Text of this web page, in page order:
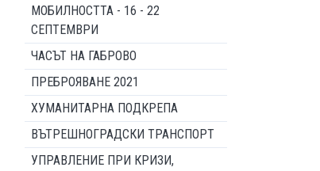
МОБИЛНОСТТА - 16 - 22
СЕПТЕМВРИ
ЧАСЪТ НА ГАБРОВО
ПРЕБРОЯВАНЕ 2021
ХУМАНИТАРНА ПОДКРЕПА
ВЪТРЕШНОГРАДСКИ ТРАНСПОРТ
УПРАВЛЕНИЕ ПРИ КРИЗИ,